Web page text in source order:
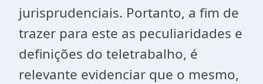
jurisprudenciais. Portanto, a fim de
trazer para este as peculiaridades e
definições do teletrabalho, é
relevante evidenciar que o mesmo,